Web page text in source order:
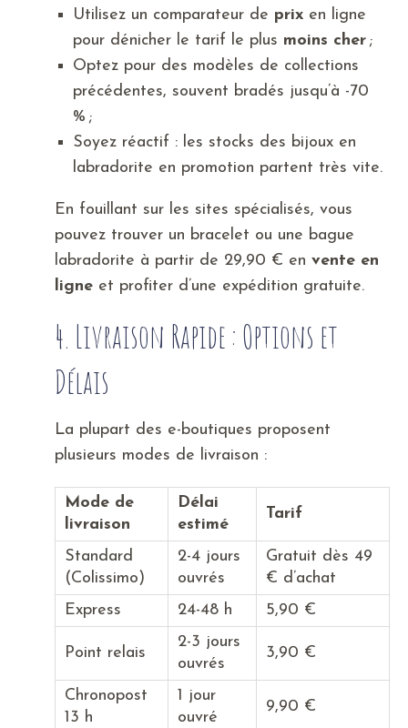
Utilisez un comparateur de prix en ligne
pour dénicher le tarif le plus moins cher ;
Optez pour des modèles de collections
précédentes, souvent bradés jusqu’à -70
% ;
Soyez réactif : les stocks des bijoux en
labradorite en promotion partent très vite.
En fouillant sur les sites spécialisés, vous
pouvez trouver un bracelet ou une bague
labradorite à partir de 29,90 € en vente en
ligne et profiter d’une expédition gratuite.
4. Livraison Rapide : Options et
Délais
La plupart des e-boutiques proposent
plusieurs modes de livraison :
Mode de
livraison
Délai
estimé
Tarif
Standard
(Colissimo)
2-4 jours
ouvrés
Gratuit dès 49
€ d’achat
Express
24-48 h 5,90 €
Point relais
2-3 jours
ouvrés
3,90 €
Chronopost
13 h
1 jour
ouvré
9,90 €